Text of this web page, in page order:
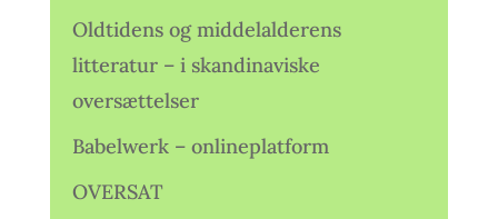
Oldtidens og middelalderens
litteratur – i skandinaviske
oversættelser
Babelwerk – onlineplatform
OVERSAT